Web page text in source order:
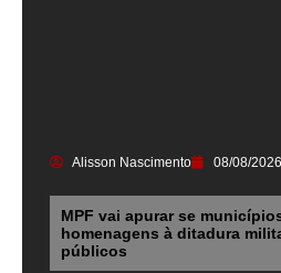
Alisson Nascimento 08/08/2026
MPF vai apurar se
homenagens à ditadura
públicos